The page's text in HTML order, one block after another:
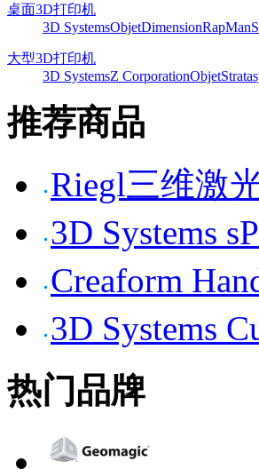
桌面3D打印机
3D SystemsObjetDimensionRapMan
大型3D打印机
3D SystemsZ CorporationObjet
推荐商品
Riegl三维激
3D Systems
Creaform
3D Systems
热门品牌